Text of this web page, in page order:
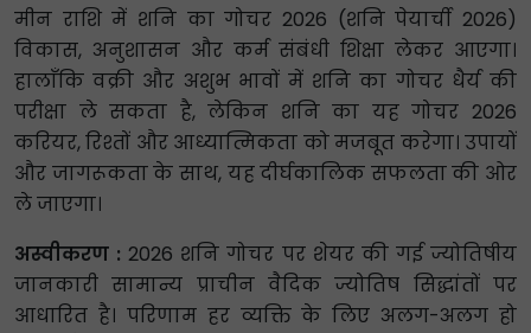
मीन राशि में शनि का गोचर 2026 (शनि पेयार्ची 2026)
विकास, अनुशासन और कर्म संबंधी शिक्षा लेकर आएगा।
हालाँकि वक्री और अशुभ भावों में शनि का गोचर धैर्य की
परीक्षा ले सकता है, लेकिन शनि का यह गोचर 2026
करियर, रिश्तों और आध्यात्मिकता को मजबूत करेगा। उपायों
और जागरूकता के साथ, यह दीर्घकालिक सफलता की ओर
ले जाएगा।
अस्वीकरण : 2026 शनि गोचर पर शेयर की गई ज्योतिषीय
जानकारी सामान्य प्राचीन वैदिक ज्योतिष सिद्धांतों पर
आधारित है। परिणाम हर व्यक्ति के लिए अलग-अलग हो